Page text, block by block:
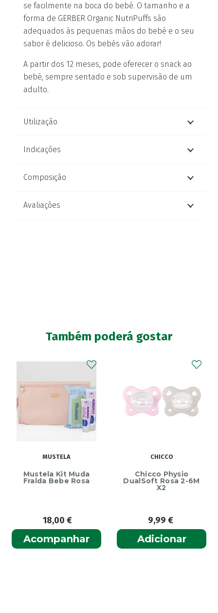
se facilmente na boca do bebé. O tamanho e a
forma de GERBER Organic NutriPuffs são
adequados às pequenas mãos do bebé e o seu
sabor é delicioso. Os bebés vão adorar!
A partir dos 12 meses, pode oferecer o snack ao
bebé, sempre sentado e sob supervisão de um
adulto.
Utilização
Indicações
Composição
Avaliações
Também poderá gostar
MUSTELA
Mustela Kit Muda
Fralda Bebe Rosa
18,00€
Acompanhar
CHICCO
Chicco Physio
DualSoft Rosa 2-6M
X2
9,99€
Adicionar